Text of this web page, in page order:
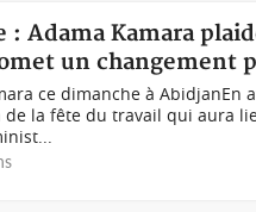
: Adama Kamara
un changement
ce dimanche à
la fête du travail qui aura